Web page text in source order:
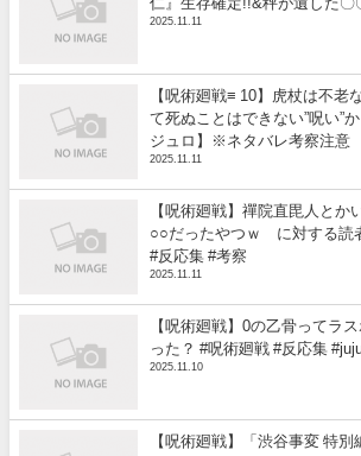
2025.11.11
【呪術廻戦≡ 10】虎杖は不老
て死ぬことはできない”呪い”
ジュロ】※ネタバレ考察注意
2025.11.11
【呪術廻戦】禪院直毘人とか
○○だったやつｗ に対する読
#反応集 #考察
2025.11.11
【呪術廻戦】0の乙骨ってラ
った？ #呪術廻戦 #反応集
2025.11.10
【呪術廻戦】「渋谷事変 特